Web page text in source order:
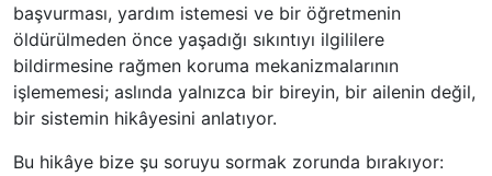
başvurması, yardım istemesi ve bir öğretmenin
öldürülmeden önce yaşadığı sıkıntıyı ilgililere
bildirmesine rağmen koruma mekanizmalarının
işlememesi; aslında yalnızca bir bireyin, bir ailenin değil,
bir sistemin hikâyesini anlatıyor.
Bu hikâye bize şu soruyu sormak zorunda bırakıyor: